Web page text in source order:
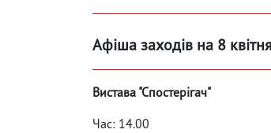
Афіша заходів на 8
Вистава "Спостерігач"
Час: 14.00